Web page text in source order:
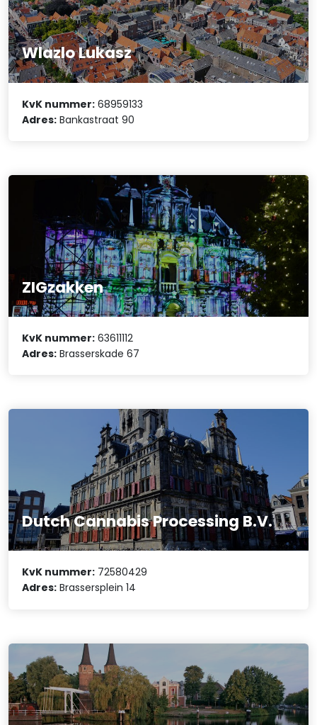
Wlazlo Lukasz
KvK nummer: 68959133
Adres: Bankastraat 90
ZIGzakken
KvK nummer: 63611112
Adres: Brasserskade 67
Dutch Cannabis Processing B.V.
KvK nummer: 72580429
Adres: Brassersplein 14